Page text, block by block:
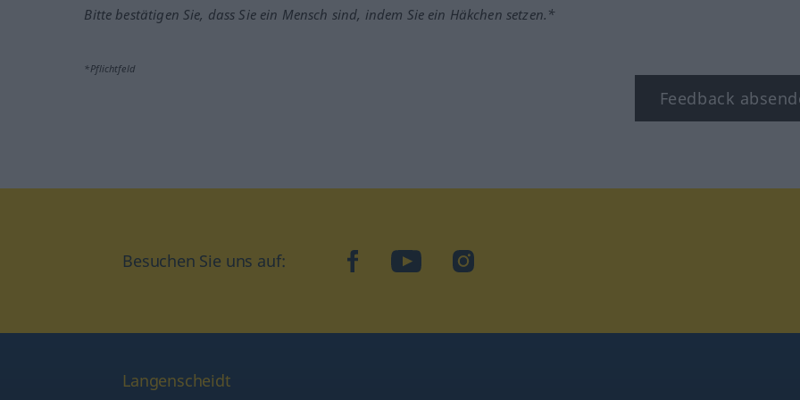
Bitte bestätigen Sie, dass Sie ein Mensch sind, indem Sie ein Häkchen setzen.*
*Pflichtfeld
Feedback
Besuchen Sie uns auf: facebookYouTubeInstagram
Langenscheidt